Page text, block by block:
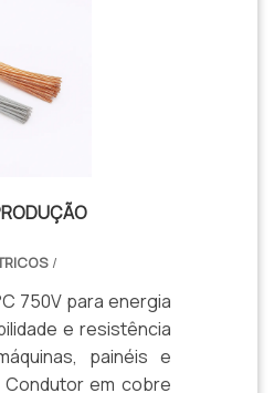
/
750V para energia
e resistência
painéis e
em cobre